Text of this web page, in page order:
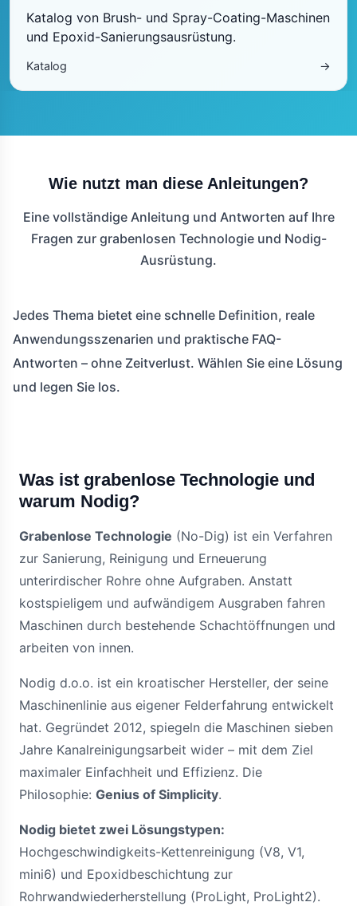
Katalog von Brush- und Spray-Coating-Maschinen
und Epoxid-Sanierungsausrüstung.
Katalog →
Wie nutzt man diese Anleitungen?
Eine vollständige Anleitung und Antworten auf Ihre
Fragen zur grabenlosen Technologie und Nodig-
Ausrüstung.
Jedes Thema bietet eine schnelle Definition, reale
Anwendungsszenarien und praktische FAQ-
Antworten – ohne Zeitverlust. Wählen Sie eine Lösung
und legen Sie los.
Was ist grabenlose Technologie und
warum Nodig?
Grabenlose Technologie (No-Dig) ist ein Verfahren
zur Sanierung, Reinigung und Erneuerung
unterirdischer Rohre ohne Aufgraben. Anstatt
kostspieligem und aufwändigem Ausgraben fahren
Maschinen durch bestehende Schachtöffnungen und
arbeiten von innen.
Nodig d.o.o. ist ein kroatischer Hersteller, der seine
Maschinenlinie aus eigener Felderfahrung entwickelt
hat. Gegründet 2012, spiegeln die Maschinen sieben
Jahre Kanalreinigungsarbeit wider – mit dem Ziel
maximaler Einfachheit und Effizienz. Die
Philosophie: Genius of Simplicity.
Nodig bietet zwei Lösungstypen:
Hochgeschwindigkeits-Kettenreinigung (V8, V1,
mini6) und Epoxidbeschichtung zur
Rohrwandwiederherstellung (ProLight, ProLight2).